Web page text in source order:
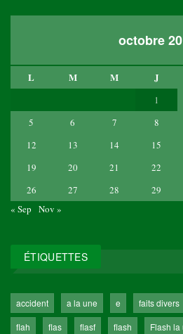
octobre
L M M J
1
5
6 7 8
12
13 14 15
19
20 21 22
26
27 28 29
« Sep
Nov »
ÉTIQUETTES
accident a la une e faits divers
flah
flas flasf flash Flash la